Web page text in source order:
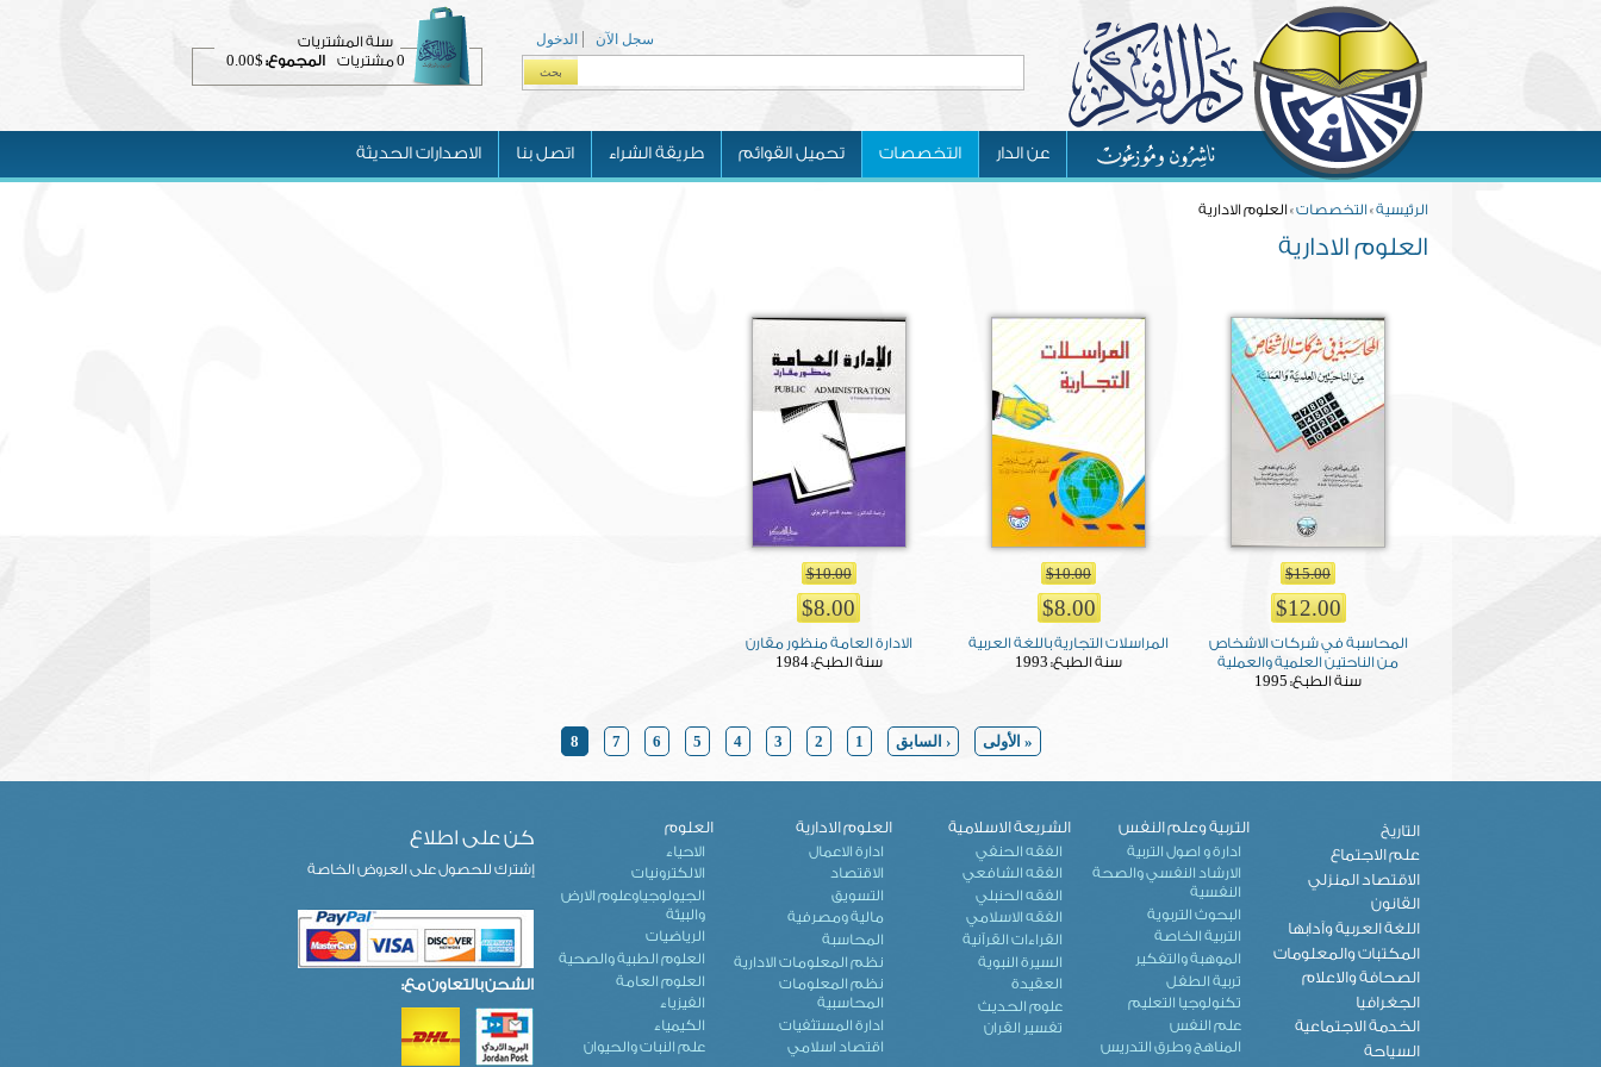
الدخول
سجل الآن
سلة المشتريات
0مشتريات المجموع: $0.00
عن الدار التخصصات تحميل القوائم طريقة الشراء اتصل بنا الاصدارات الحديثة
الرئيسية» التخصصات» العلوم الادارية
العلوم الادارية
$15.00
$12.00
المحاسبة في شركات الاشخاص
من الناحتين العلمية والعملية
سنة الطبع: 1995
$10.00
$8.00
المراسلات التجارية باللغة العربية
سنة الطبع: 1993
$10.00
$8.00
الادارة العامة منظور مقارن
سنة الطبع:1984
« الأولى ‹ السابق 1
2
3
4
5
6
7
8
التاريخ
علم الاجتماع
الاقتصاد المنزلي
القانون
اللغة العربية وآدابها
المكتبات والمعلومات
الصحافة والاعلام
الجغرافيا
الخدمة الاجتماعية
السياحة
التربية وعلم النفس
ادارة و اصول التربية
الارشاد النفسي والصحة
النفسية
البحوث التربوية
التربية الخاصة
الموهبة والتفكير
تربية الطفل
تكنولوجيا التعليم
علم النفس
المناهج وطرق التدريس
الشريعة الاسلامية
الفقه الحنفي
الفقه الشافعي
الفقه الحنبلي
الفقه الاسلامي
القراءات القرآنية
السيرة النبوية
العقيدة
علوم الحديث
تفسير القران
العلوم الادارية
ادارة الاعمال
الاقتصاد
التسويق
مالية ومصرفية
المحاسبة
نظم المعلومات الادارية
نظم المعلومات
المحاسبية
ادارة المستثفيات
اقتصاد اسلامي
العلوم
الاحياء
الالكترونيات
الجيولوجياوعلوم الارض
والبيئة
الرياضيات
العلوم الطبية والصحية
العلوم العامة
الفيزياء
الكيمياء
علم النبات والحيوان
كن على اطلاع
إشترك للحصول على العروض الخاصة
الشحن بالتعاون مع: